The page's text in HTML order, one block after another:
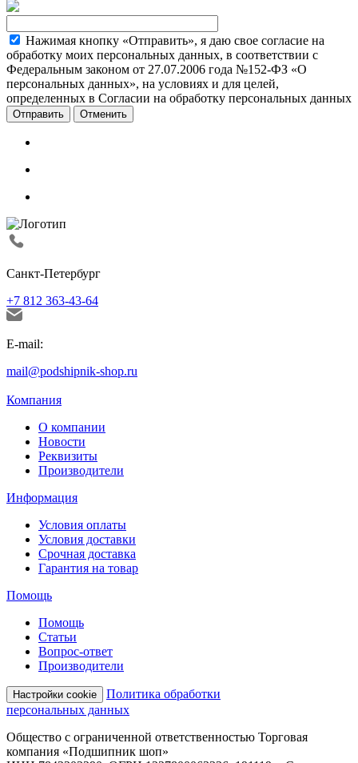
Нажимая кнопку «Отправить», я даю свое согласие на
обработку моих персональных данных, в соответствии с
Федеральным законом от 27.07.2006 года №152-ФЗ «О
персональных данных», на условиях и для целей,
определенных в Согласии на обработку персональных данных
Отменить
Санкт-Петербург
+7 812 363-43-64
E-mail:
mail@podshipnik-shop.ru
Компания
О компании
Новости
Реквизиты
Производители
Информация
Условия оплаты
Условия доставки
Срочная доставка
Гарантия на товар
Помощь
Помощь
Статьи
Вопрос-ответ
Производители
Настройки cookie
Политика обработки
персональных данных
Общество с ограниченной ответственностью Торговая
компания «Подшипник шоп»